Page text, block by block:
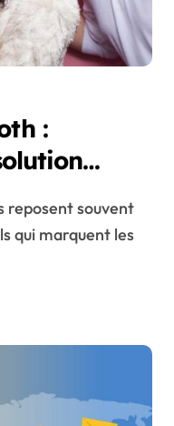
:
qui marquent les